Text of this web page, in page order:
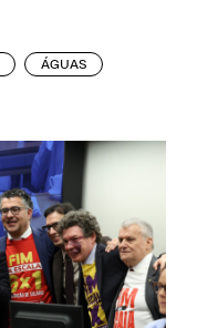
ÁGUAS